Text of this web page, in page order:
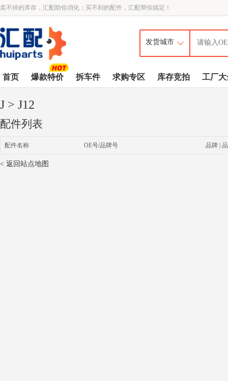
卖不掉的库存，汇配助你消化；买不到的配件，汇配帮你搞定！
首页 爆款特价 拆车件 求购专区 库存竞拍 工厂大
J > J12
配件列表
配件名称 OE号/品牌号 品牌 |
< 返回站点地图